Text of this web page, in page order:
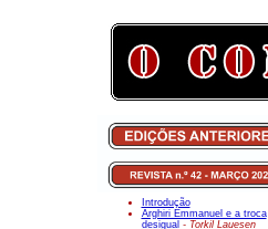
Introdução
Arghiri Emmanuel e a troca
desigual - Torkil Lauesen